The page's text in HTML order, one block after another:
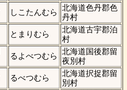
しこたんむら
北海道色丹郡色
丹村
とまりむら
北海道古宇郡泊
村
るよべつむら
北海道国後郡留
夜別村
るべつむら
北海道択捉郡留
別村